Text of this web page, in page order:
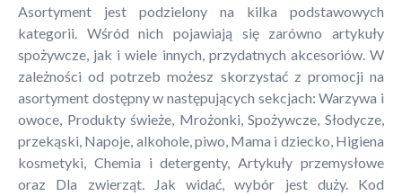
Asortyment jest podzielony na kilka podstawowych
kategorii. Wśród nich pojawiają się zarówno artykuły
spożywcze, jak i wiele innych, przydatnych akcesoriów. W
zależności od potrzeb możesz skorzystać z promocji na
asortyment dostępny w następujących sekcjach: Warzywa i
owoce, Produkty świeże, Mrożonki, Spożywcze, Słodycze,
przekąski, Napoje, alkohole, piwo, Mama i dziecko, Higiena
kosmetyki, Chemia i detergenty, Artykuły przemysłowe
oraz Dla zwierząt. Jak widać, wybór jest duży. Kod